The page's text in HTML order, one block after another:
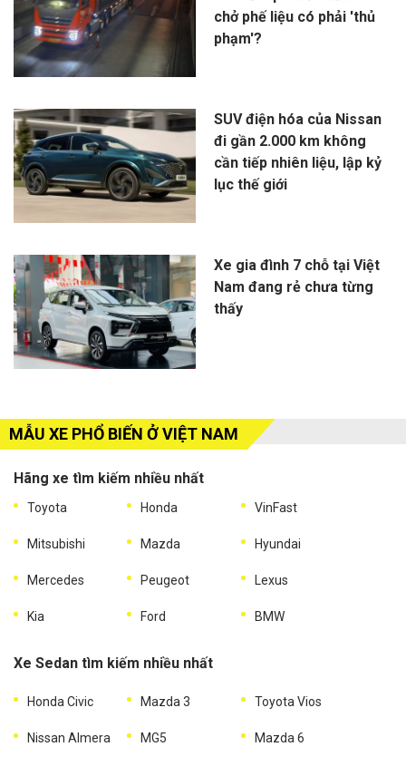
chở phế liệu có phải 'thủ
phạm'?
SUV điện hóa của Nissan
đi gần 2.000 km không
cần tiếp nhiên liệu, lập kỷ
lục thế giới
Xe gia đình 7 chỗ tại Việt
Nam đang rẻ chưa từng
thấy
MẪU XE PHỔ BIẾN Ở VIỆT NAM
Hãng xe tìm kiếm nhiều nhất
Toyota Honda VinFast
Mitsubishi Mazda Hyundai
Mercedes Peugeot Lexus
Kia Ford BMW
Xe Sedan tìm kiếm nhiều nhất
Honda Civic Mazda 3 Toyota Vios
Nissan Almera MG5 Mazda 6